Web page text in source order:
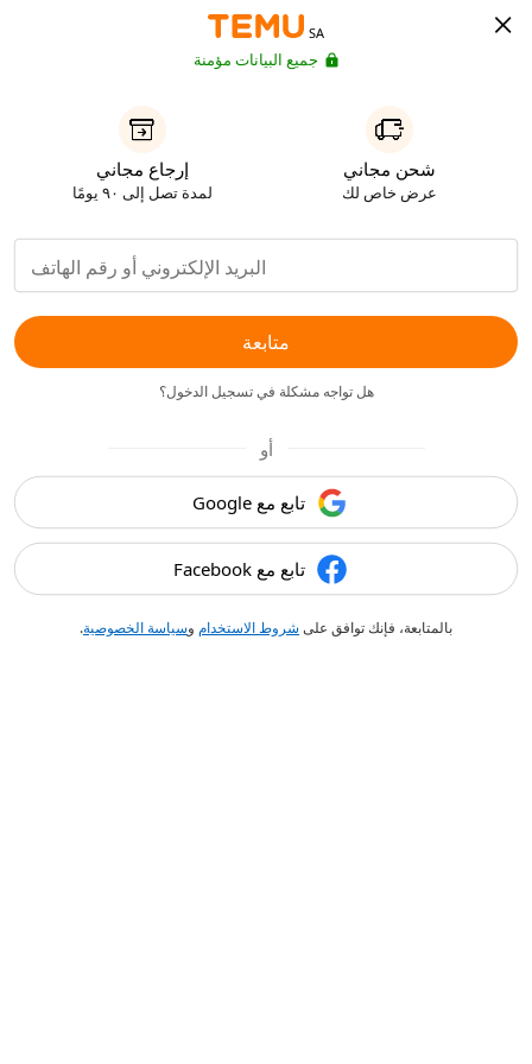
SA
جميع البيانات مؤمنة
شحن مجاني
عرض خاص لك
إرجاع مجاني
لمدة تصل إلى ٩٠ يومًا
متابعة
هل تواجه مشكلة في تسجيل الدخول؟
أو
تابع مع Google
تابع مع Facebook
بالمتابعة، فإنك توافق على شروط الاستخدام وسياسة الخصوصية.